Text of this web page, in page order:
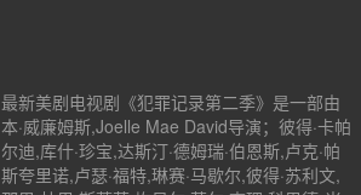
最新美剧电视剧《犯罪记录第二季》是一部由
本·威廉姆斯,Joelle Mae David导演；彼得·卡帕
尔迪,库什·珍宝,达斯汀·德姆瑞·伯恩斯,卢克·帕
斯夸里诺,卢瑟·福特,琳赛·马歇尔,彼得·苏利文,